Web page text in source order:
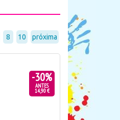
8 10 próxima
-30%
ANTES
14,90 €